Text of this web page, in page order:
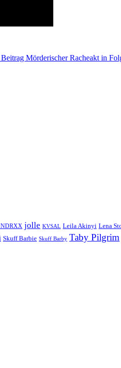
Mörderischer Racheakt in
jolle KVSAL Leila Akinyi Lena
Skuff Barbie Skuff Barby Taby Pilgrim